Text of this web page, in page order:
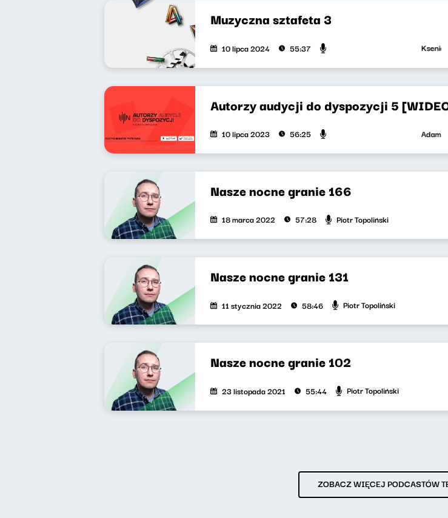
Muzyczna sztafeta 3
10 lipca 2024 55:37 Ksenia
Autorzy audycji do dyspozycji 5
10 lipca 2023 56:25 Adam
Nasze nocne granie 166
18 marca 2022 57:28 Piotr Topoliński
Nasze nocne granie 131
11 stycznia 2022 58:46 Piotr Topoliński
Nasze nocne granie 102
23 listopada 2021 55:44 Piotr Topoliński
ZOBACZ WIĘCEJ PODCASTÓW